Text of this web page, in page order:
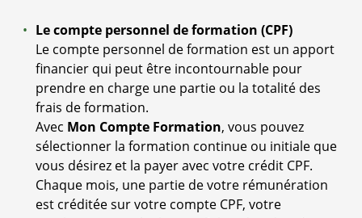
Le compte personnel de formation (CPF)
Le compte personnel de formation est un apport
financier qui peut être incontournable pour
prendre en charge une partie ou la totalité des
frais de formation.
Avec Mon Compte Formation, vous pouvez
sélectionner la formation continue ou initiale que
vous désirez et la payer avec votre crédit CPF.
Chaque mois, une partie de votre rémunération
est créditée sur votre compte CPF, votre